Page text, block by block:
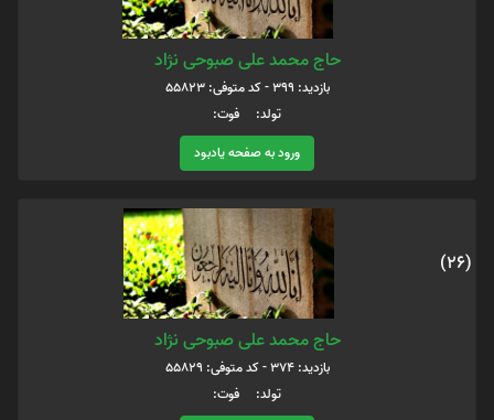
حاج محمد علی صبوحی نژاد
بازدید: 399 - کد متوفی: 55823
تولد: فوت:
ورود به صفحه یادبود
(26)
حاج محمد علی صبوحی نژاد
بازدید: 374 - کد متوفی: 55829
تولد: فوت: